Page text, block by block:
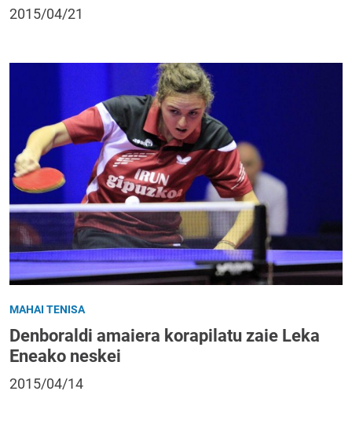
2015/04/21
MAHAI TENISA
Denboraldi amaiera korapilatu zaie Leka
Eneako neskei
2015/04/14